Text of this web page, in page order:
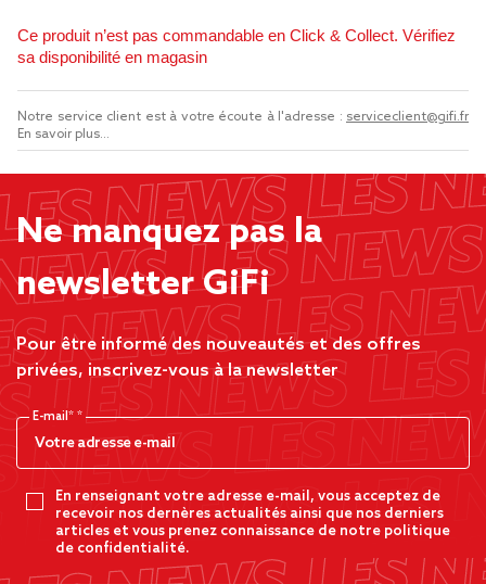
Ce produit n’est pas commandable en Click & Collect. Vérifiez
sa disponibilité en magasin
Notre service client est à votre écoute à l'adresse : serviceclient@gifi.fr
En savoir plus...
Ne manquez pas la
newsletter GiFi
Pour être informé des nouveautés et des offres
privées, inscrivez-vous à la newsletter
E-mail*
En renseignant votre adresse e-mail, vous acceptez de
recevoir nos dernères actualités ainsi que nos derniers
articles et vous prenez connaissance de notre politique
de confidentialité.